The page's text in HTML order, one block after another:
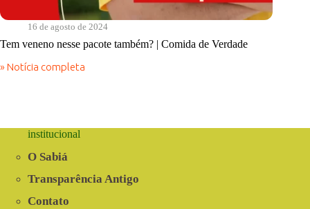
16 de agosto de 2024
Tem veneno nesse pacote também? | Comida de Verdade
» Notícia completa
Tem
|
institucional
O Sabiá
Transparência Antigo
Contato